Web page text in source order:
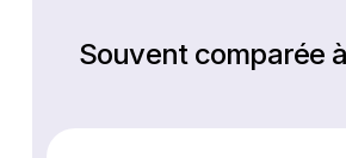
Souvent comparée à